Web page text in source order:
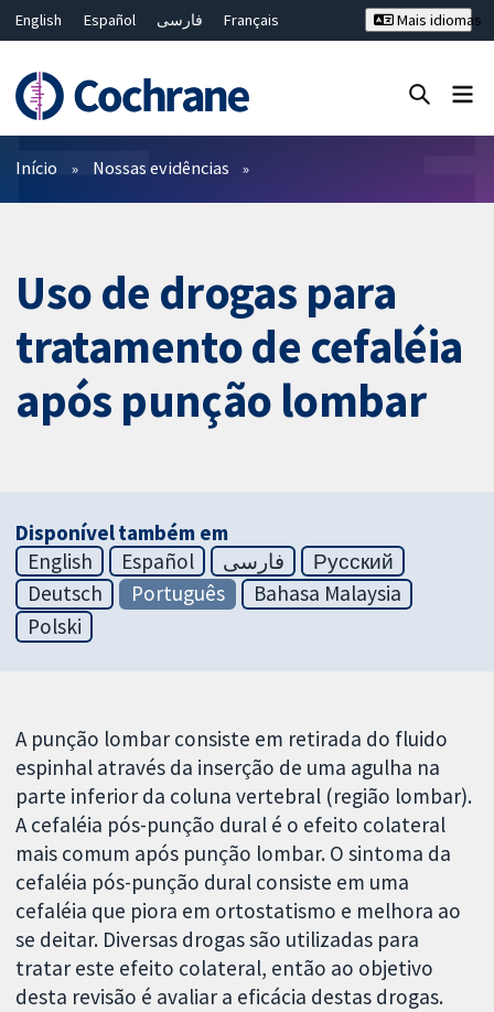
English Español فارسی
Français
Bahasa Malaysia
ไทย 繁體中文
Mais idiomas
Filtros
Início Nossas evidências
Uso de drogas para
tratamento de cefaléia
após punção lombar
Disponível também em
English
Español فارسی
Русский
Deutsch
Português
Bahasa Malaysia
Polski
A punção lombar consiste em retirada do fluido
espinhal através da inserção de uma agulha na
parte inferior da coluna vertebral (região lombar).
A cefaléia pós-punção dural é o efeito colateral
mais comum após punção lombar. O sintoma da
cefaléia pós-punção dural consiste em uma
cefaléia que piora em ortostatismo e melhora ao
se deitar. Diversas drogas são utilizadas para
tratar este efeito colateral, então ao objetivo
desta revisão é avaliar a eficácia destas drogas.